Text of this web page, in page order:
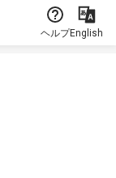
ヘルプEnglish